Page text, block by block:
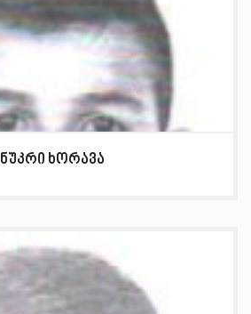
ნუკრი ხორავა